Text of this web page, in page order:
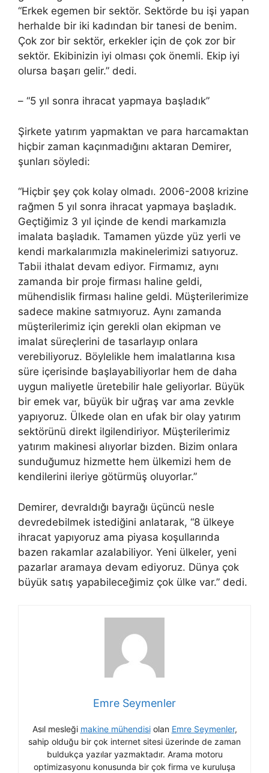
“Erkek egemen bir sektör. Sektörde bu işi yapan
herhalde bir iki kadından bir tanesi de benim.
Çok zor bir sektör, erkekler için de çok zor bir
sektör. Ekibinizin iyi olması çok önemli. Ekip iyi
olursa başarı gelir.” dedi.
– “5 yıl sonra ihracat yapmaya başladık”
Şirkete yatırım yapmaktan ve para harcamaktan
hiçbir zaman kaçınmadığını aktaran Demirer,
şunları söyledi:
“Hiçbir şey çok kolay olmadı. 2006-2008 krizine
rağmen 5 yıl sonra ihracat yapmaya başladık.
Geçtiğimiz 3 yıl içinde de kendi markamızla
imalata başladık. Tamamen yüzde yüz yerli ve
kendi markalarımızla makinelerimizi satıyoruz.
Tabii ithalat devam ediyor. Firmamız, aynı
zamanda bir proje firması haline geldi,
mühendislik firması haline geldi. Müşterilerimize
sadece makine satmıyoruz. Aynı zamanda
müşterilerimiz için gerekli olan ekipman ve
imalat süreçlerini de tasarlayıp onlara
verebiliyoruz. Böylelikle hem imalatlarına kısa
süre içerisinde başlayabiliyorlar hem de daha
uygun maliyetle üretebilir hale geliyorlar. Büyük
bir emek var, büyük bir uğraş var ama zevkle
yapıyoruz. Ülkede olan en ufak bir olay yatırım
sektörünü direkt ilgilendiriyor. Müşterilerimiz
yatırım makinesi alıyorlar bizden. Bizim onlara
sunduğumuz hizmette hem ülkemizi hem de
kendilerini ileriye götürmüş oluyorlar.”
Demirer, devraldığı bayrağı üçüncü nesle
devredebilmek istediğini anlatarak, “8 ülkeye
ihracat yapıyoruz ama piyasa koşullarında
bazen rakamlar azalabiliyor. Yeni ülkeler, yeni
pazarlar aramaya devam ediyoruz. Dünya çok
büyük satış yapabileceğimiz çok ülke var.” dedi.
Emre Seymenler
Asıl mesleği makine mühendisiolan Emre Seymenler,
sahip olduğu bir çok internet sitesi üzerinde de zaman
buldukça yazılar yazmaktadır. Arama motoru
optimizasyonu konusunda bir çok firma ve kuruluşa